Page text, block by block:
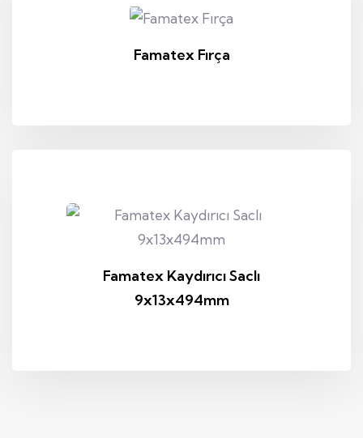
Famatex Fırça
Famatex Kaydırıcı Saclı
9x13x494mm